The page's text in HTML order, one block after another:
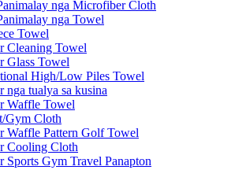
nga Microfiber Cloth
nga Towel
Towel
Cleaning Towel
Glass Towel
High/Low Piles Towel
nga tualya sa kusina
Waffle Towel
Gym Cloth
Waffle Pattern Golf Towel
Cooling Cloth
Sports Gym Travel Panapton